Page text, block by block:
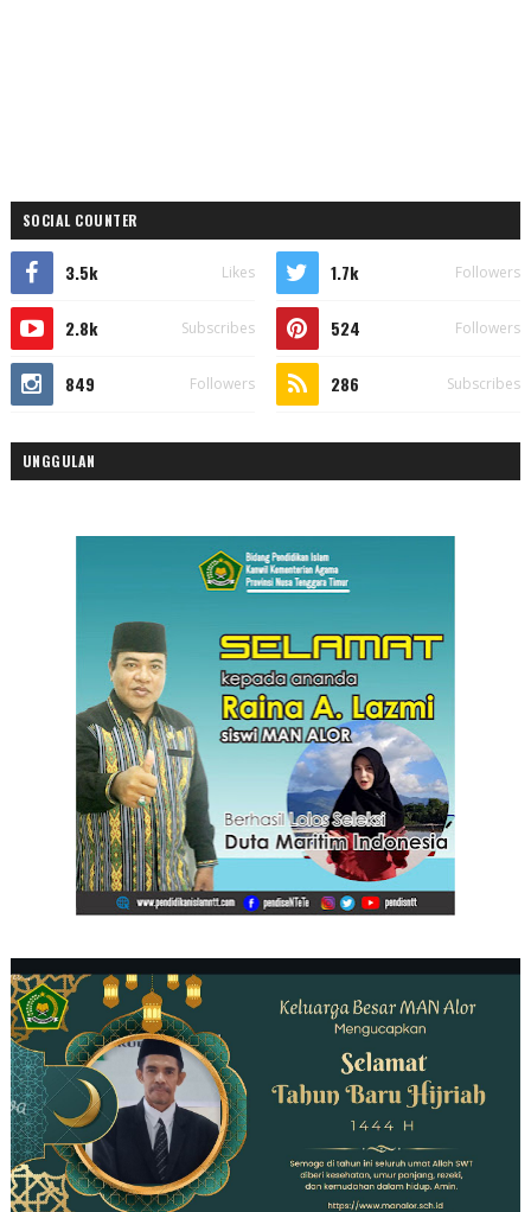
SOCIAL COUNTER
3.5k Likes 1.7k Followers
2.8k Subscribes 524 Followers
849 Followers 286 Subscribes
UNGGULAN